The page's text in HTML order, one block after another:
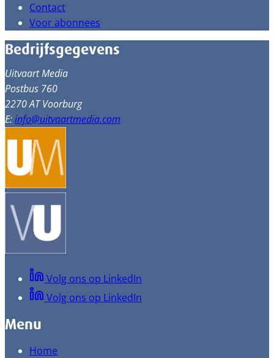
Contact
Voor abonnees
Bedrijfsgegevens
Uitvaart Media
Postbus 760
2270 AT Voorburg
E:info@uitvaartmedia.com
Volg ons op LinkedIn
Volg ons op LinkedIn
Menu
Home